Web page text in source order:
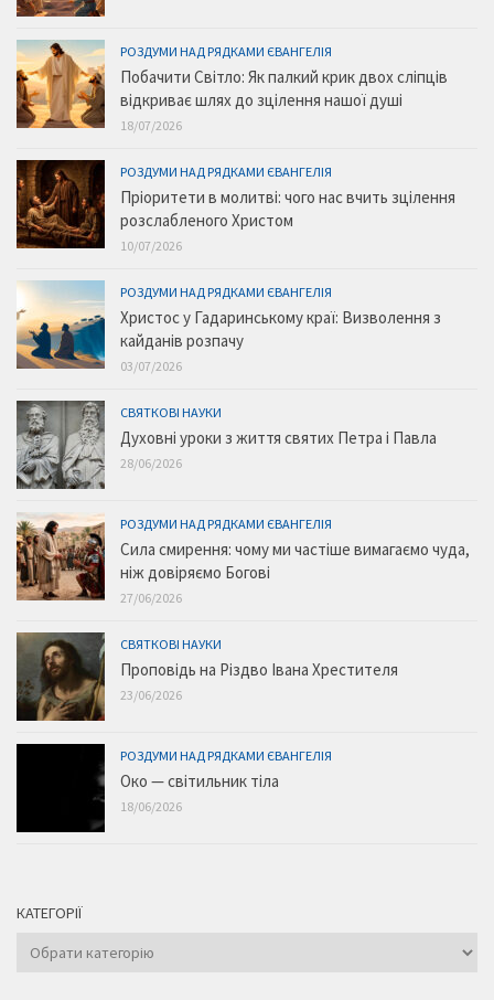
РОЗДУМИ НАД РЯДКАМИ ЄВАНГЕЛІЯ
Побачити Світло: Як палкий крик двох сліпців
відкриває шлях до зцілення нашої душі
18/07/2026
РОЗДУМИ НАД РЯДКАМИ ЄВАНГЕЛІЯ
Пріоритети в молитві: чого нас вчить зцілення
розслабленого Христом
10/07/2026
РОЗДУМИ НАД РЯДКАМИ ЄВАНГЕЛІЯ
Христос у Гадаринському краї: Визволення з
кайданів розпачу
03/07/2026
СВЯТКОВІ НАУКИ
Духовні уроки з життя святих Петра і Павла
28/06/2026
РОЗДУМИ НАД РЯДКАМИ ЄВАНГЕЛІЯ
Сила смирення: чому ми частіше вимагаємо чуда,
ніж довіряємо Богові
27/06/2026
СВЯТКОВІ НАУКИ
Проповідь на Різдво Івана Хрестителя
23/06/2026
РОЗДУМИ НАД РЯДКАМИ ЄВАНГЕЛІЯ
Око — світильник тіла
18/06/2026
КАТЕГОРІЇ
Категорії